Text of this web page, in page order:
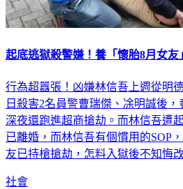
起底逃獄殺警嫌！養「懷胎8月女友
行為超囂張！凶嫌林信吾上週從明
日殺害2名員警曹瑞傑、凃明誠後
深夜還跑進超商搶劫。而林信吾遭
已離婚，而林信吾有個慣用的SOP
友已持槍搶劫，怎料入獄後不知悔
社會